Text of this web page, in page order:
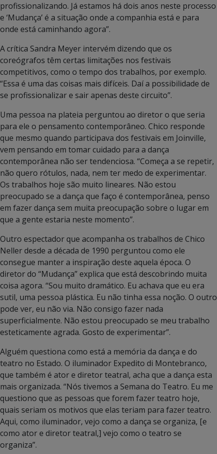
profissionalizando. Já estamos há dois anos neste processo
e ‘Mudança’ é a situação onde a companhia está e para
onde está caminhando agora”.
A crítica Sandra Meyer intervém dizendo que os
coreógrafos têm certas limitações nos festivais
competitivos, como o tempo dos trabalhos, por exemplo.
“Essa é uma das coisas mais difíceis. Daí a possibilidade de
se profissionalizar e sair apenas deste circuito”.
Uma pessoa na plateia perguntou ao diretor o que seria
para ele o pensamento contemporâneo. Chico responde
que mesmo quando participava dos festivais em Joinville,
vem pensando em tomar cuidado para a dança
contemporânea não ser tendenciosa. “Começa a se repetir,
não quero rótulos, nada, nem ter medo de experimentar.
Os trabalhos hoje são muito lineares. Não estou
preocupado se a dança que faço é contemporânea, penso
em fazer dança sem muita preocupação sobre o lugar em
que a gente estaria neste momento”.
Outro espectador que acompanha os trabalhos de Chico
Neller desde a década de 1990 perguntou como ele
consegue manter a inspiração deste aquela época. O
diretor do “Mudança” explica que está descobrindo muita
coisa agora. “Sou muito dramático. Eu achava que eu era
sutil, uma pessoa plástica. Eu não tinha essa noção. O outro
pode ver, eu não via. Não consigo fazer nada
superficialmente. Não estou preocupado se meu trabalho
esteticamente agrada. Gosto de experimentar”.
Alguém questiona como está a memória da dança e do
teatro no Estado. O iluminador Expedito di Montebranco,
que também é ator e diretor teatral, acha que a dança esta
mais organizada. “Nós tivemos a Semana do Teatro. Eu me
questiono que as pessoas que forem fazer teatro hoje,
quais seriam os motivos que elas teriam para fazer teatro.
Aqui, como iluminador, vejo como a dança se organiza, [e
como ator e diretor teatral,] vejo como o teatro se
organiza”.